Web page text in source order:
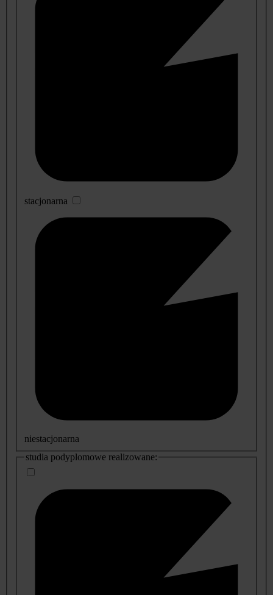
stacjonarna
niestacjonarna
studia podyplomowe realizowane: